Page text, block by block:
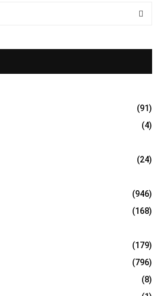
R
C
H
(91)
(4)
(24)
(946)
(168)
(179)
(796)
(8)